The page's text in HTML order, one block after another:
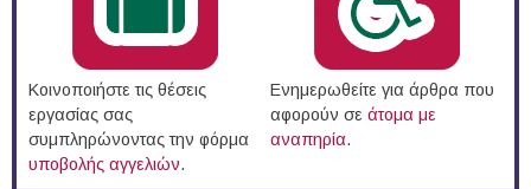
Κοινοποιήστε τις θέσεις
εργασίας σας
συμπληρώνοντας την φόρμα
υποβολής αγγελιών.
Ενημερωθείτε για άρθρα που
αφορούν σε άτομα με
αναπηρία.